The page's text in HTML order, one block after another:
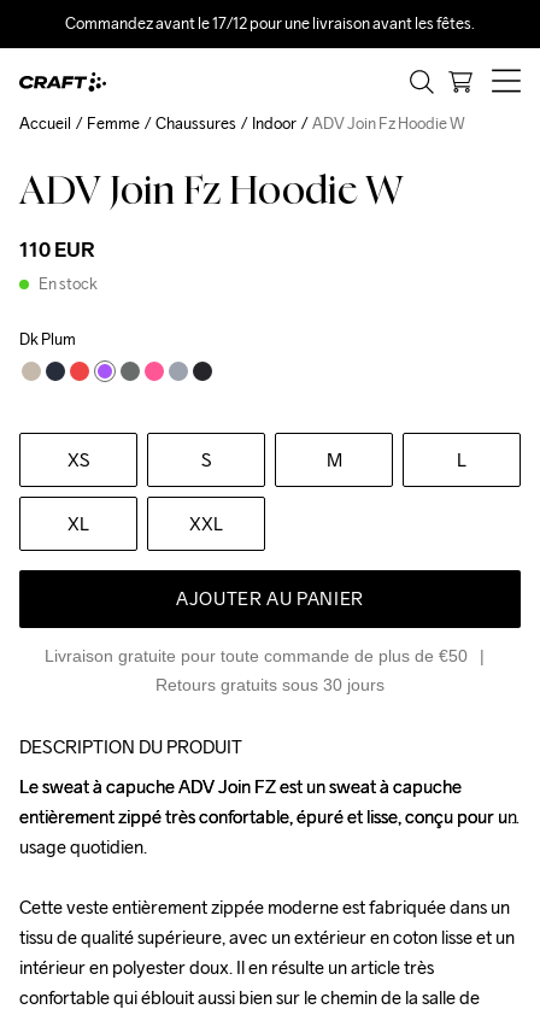
Commandez avant le 17/12 pour une livraison avant les fêtes.
ADV Join Fz Hoodie W
110 EUR
En stock
Dk Plum
XS S M L
XL XXL
AJOUTER AU PANIER
Livraison gratuite pour toute commande de plus de €50
Retours gratuits sous 30 jours
Accueil Femme Chaussures Indoor ADV Join Fz Hoodie W
DESCRIPTION DU PRODUIT
Le sweat à capuche ADV Join FZ est un sweat à capuche
entièrement zippé très confortable, épuré et lisse, conçu pour un
usage quotidien.
Cette veste entièrement zippée moderne est fabriquée dans un
tissu de qualité supérieure, avec un extérieur en coton lisse et un
intérieur en polyester doux. Il en résulte un article très
confortable qui éblouit aussi bien sur le chemin de la salle de
Le sweat à capuche ADV Join FZ est un sweat à capuche
entièrement zippé très confortable, épuré et lisse, conçu pour un
usage quotidien.
Cette veste entièrement zippée moderne est fabriquée dans un
tissu de qualité supérieure, avec un extérieur en coton lisse et un
intérieur en polyester doux. Il en résulte un article très
confortable qui éblouit aussi bien sur le chemin de la salle de